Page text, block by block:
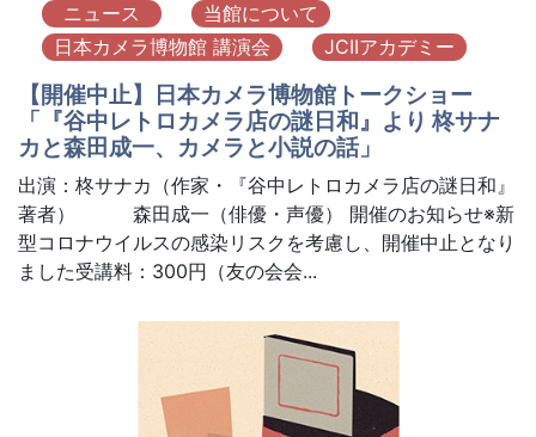
ニュース
当館について
日本カメラ博物館 講演会
JCIIアカデミー
【開催中止】日本カメラ博物館トークショー
「『谷中レトロカメラ店の謎日和』より 柊サナ
カと森田成一、カメラと小説の話」
出演：柊サナカ（作家・『谷中レトロカメラ店の謎日和』
著者） 森田成一（俳優・声優） 開催のお知らせ※新
型コロナウイルスの感染リスクを考慮し、開催中止となり
ました受講料：300円（友の会会...